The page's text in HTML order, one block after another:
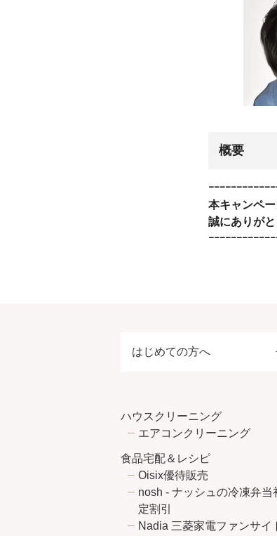
概要
ｰｰｰｰｰｰｰｰｰｰｰ
本キャンペ
誠にありが
ｰｰｰｰｰｰｰｰｰｰｰ
はじめての方へ
ハウスクリーニング
エアコンクリーニング
食品宅配＆レシピ
Oisix優待販売
nosh - ナッシュの冷凍弁当
定割引
Nadia 三菱家電ファンサイ